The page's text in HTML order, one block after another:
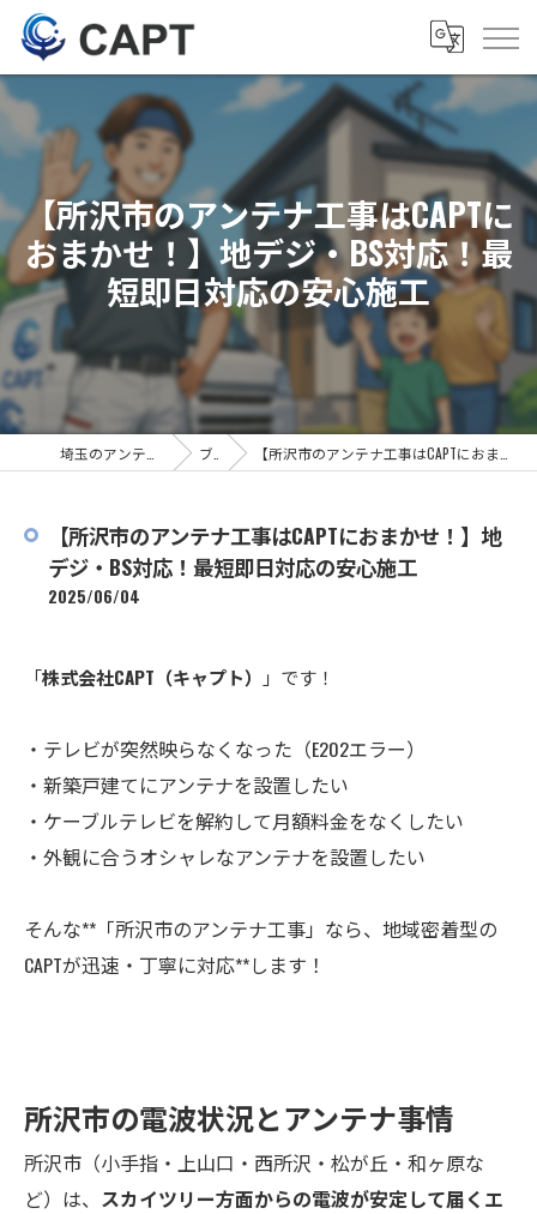
【所沢市のアンテナ工事はCAPTに
おまかせ！】地デジ・BS対応！最
短即日対応の安心施工
ブログ 【所沢市のアンテナ工事はCAPTにおまかせ！】地デジ・BS対応！最短即日対応の安心施工
【所沢市のアンテナ工事はCAPTにおまかせ！】地
デジ・BS対応！最短即日対応の安心施工
2025/06/04
「株式会社CAPT（キャプト） 」です！
・テレビが突然映らなくなった（E202エラー）
・新築戸建てにアンテナを設置したい
・ケーブルテレビを解約して月額料金をなくしたい
・外観に合うオシャレなアンテナを設置したい
そんな**「所沢市のアンテナ工事」なら、地域密着型の
CAPTが迅速・丁寧に対応**します！
所沢市の電波状況とアンテナ事情
所沢市（小手指・上山口・西所沢・松が丘・和ヶ原な
ど）は、 スカイツリー方面からの電波が安定して届くエ